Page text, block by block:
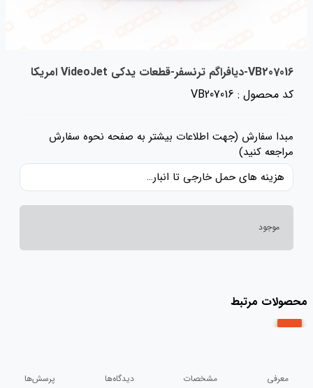
VB207016-دیافراگم ترنسفر-قطعات یدکی VideoJet امریکا
کد محصول : VB207016
مبدا سفارش (جهت اطلاعات بیشتر به صفحه نحوه سفارش
مراجعه کنید)
هزینه های حمل خارجی تا انبار ایران، حقوق گمرکی و عوارض و مالیات و سایر هزینه های کالا به قیمت ریالی کالا اضافه شده است و حمل داخلی رایگان می باشد.
موجود
محصولات مرتبط
معرفی مشخصات دیدگاه‌ها پرسش‌ها